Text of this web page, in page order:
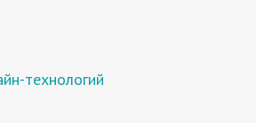
технологий